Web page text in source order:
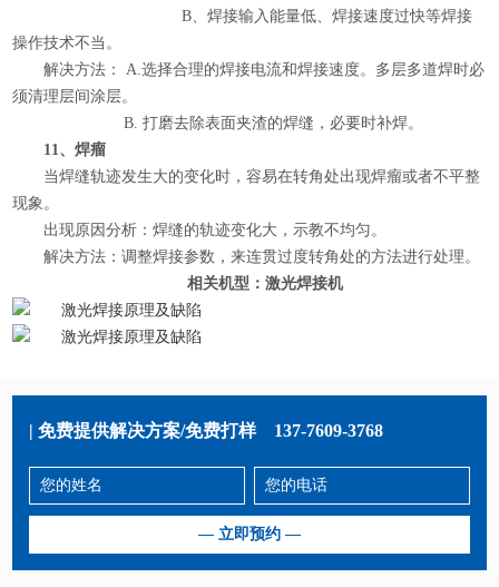
B、焊接输入能量低、焊接速度过快等焊接
操作技术不当。
解决方法： A.选择合理的焊接电流和焊接速度。多层多道焊时必
须清理层间涂层。
B. 打磨去除表面夹渣的焊缝，必要时补焊。
11、焊瘤
当焊缝轨迹发生大的变化时，容易在转角处出现焊瘤或者不平整
现象。
出现原因分析：焊缝的轨迹变化大，示教不均匀。
解决方法：调整焊接参数，来连贯过度转角处的方法进行处理。
相关机型： 激光焊接机
| 免费提供解决方案/免费打样 137-7609-3768